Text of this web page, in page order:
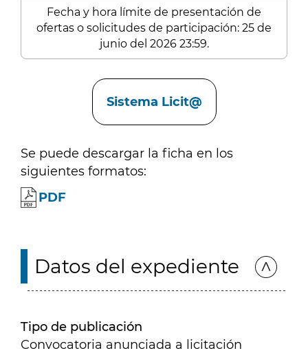
Fecha y hora límite de presentación de
ofertas o solicitudes de participación: 25 de
junio del 2026 23:59.
Sistema Licit@
Se puede descargar la ficha en los
siguientes formatos:
PDF
Datos del expediente
Tipo de publicación
Convocatoria anunciada a licitación